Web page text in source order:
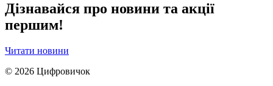
Дізнавайся про новини та акції
першим!
Читати новини
© 2026 Цифровичок